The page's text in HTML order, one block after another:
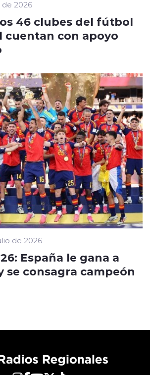
de 2026
46 clubes del fútbol
cuentan con apoyo
de 2026
España le gana a
se consagra campeón